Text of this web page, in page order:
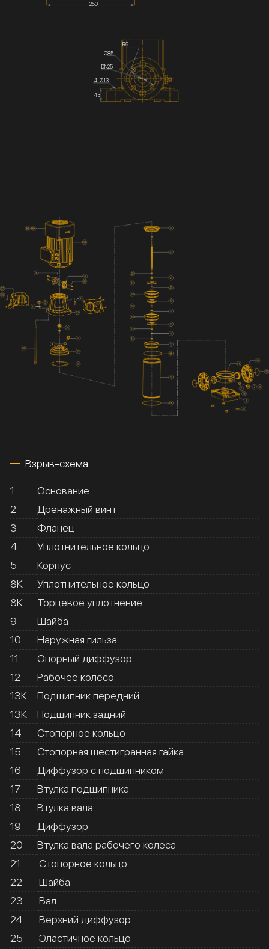
250
DN25
R9
Ø85
4-Ø13
43
Взрыв-схема
1
Основание
2
Дренажный винт
3
Фланец
4
Уплотнительное кольцо
5
Корпус
8К
Уплотнительное кольцо
8К
Торцевое уплотнение
9
Шайба
10
Наружная гильза
11
Опорный диффузор
12
Рабочее колесо
13К
Подшипник передний
13К
Подшипник задний
14
Стопорное кольцо
15
Стопорная шестигранная гайка
16
Диффузор с подшипником
17
Втулка подшипника
18
Втулка вала
19
Диффузор
20
Втулка вала рабочего колеса
21
Стопорное кольцо
22
Шайба
23
Вал
24
Верхний диффузор
25
Эластичное кольцо